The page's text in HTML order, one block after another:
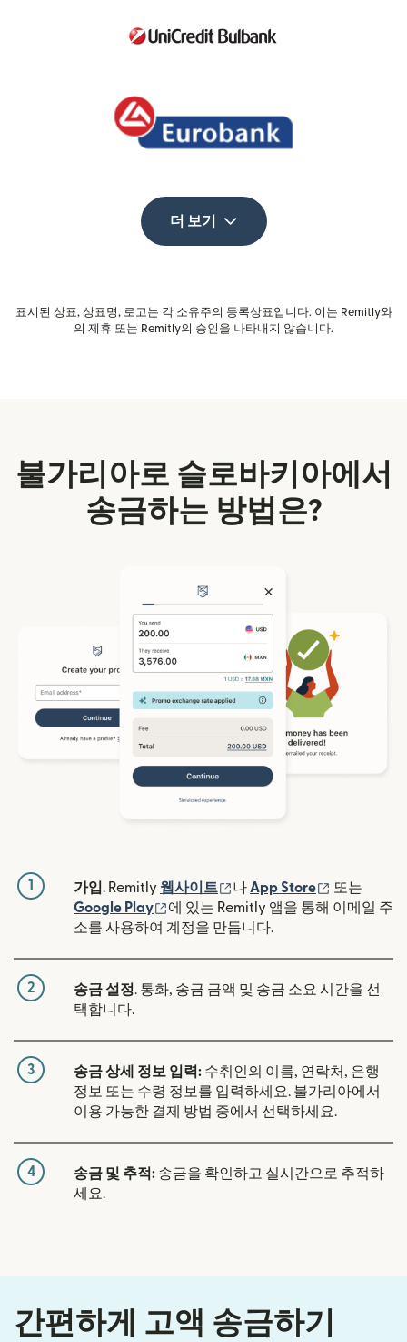
더 보기
표시된 상표, 상표명, 로고는 각 소유주의 등록상표입니다. 이는 Remitly와
의 제휴 또는 Remitly의 승인을 나타내지 않습니다.
불가리아로 슬로바키아에서
송금하는 방법은?
1 가입. Remitly 웹사이트 (새 창에서 열림)
나App Store (새 창에서
또는
Google Play
(새 창에서 열림)
에 있는 Remitly 앱을 통해 이메일 주
소를 사용하여 계정을 만듭니다.
2 송금 설정. 통화, 송금 금액 및 송금 소요 시간을 선
택합니다.
3 송금 상세 정보 입력: 수취인의 이름, 연락처, 은행
정보 또는 수령 정보를 입력하세요. 불가리아에서
이용 가능한 결제 방법 중에서 선택하세요.
4 송금 및 추적: 송금을 확인하고 실시간으로 추적하
세요.
간편하게 고액 송금하기